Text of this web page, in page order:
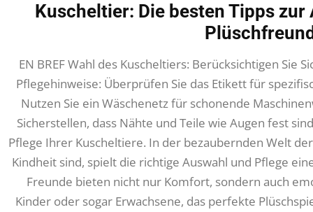
Kuscheltier: Die besten Tipps
EN BREF Wahl des Kuscheltiers: Berücksichtigen Sie
Pflegehinweise: Überprüfen Sie das Etikett für
Nutzen Sie ein Wäschenetz für schonende
Sicherstellen, dass Nähte und Teile wie Augen fest
Pflege Ihrer Kuscheltiere. In der bezaubernden Welt
Kindheit sind, spielt die richtige Auswahl und Pflege
Freunde bieten nicht nur Komfort, sondern auch
Kinder oder sogar Erwachsene, das perfekte